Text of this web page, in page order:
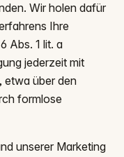
Wir holen dafür
Ihre
Abs. 1 lit. a
jederzeit mit
etwa über den
formlose
unserer Marketing